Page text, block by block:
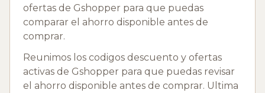
ofertas de Gshopper para que puedas
comparar el ahorro disponible antes de
comprar.
Reunimos los codigos descuento y ofertas
activas de Gshopper para que puedas revisar
el ahorro disponible antes de comprar. Ultima